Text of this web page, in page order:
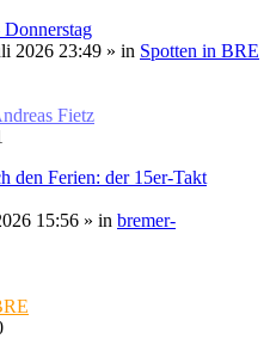
2026 23:49 » in Spotten in BRE
Fietz
den Ferien: der 15er-Takt
15:56 » in bremer-